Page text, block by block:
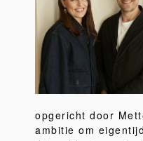
opgericht door
ambitie om